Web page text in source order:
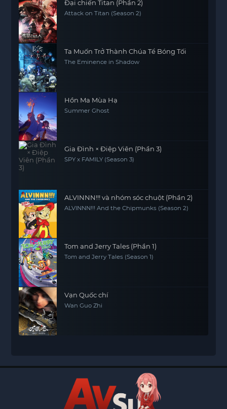
Đại chiến Titan (Phần 2)
Attack on Titan (Season 2)
Ta Muốn Trở Thành Chúa Tể Bóng Tối
The Eminence in Shadow
Hồn Ma Mùa Hạ
Summer Ghost
Gia Đình × Điệp Viên (Phần 3)
SPY x FAMILY (Season 3)
ALVINNN!!! và nhóm sóc chuột (Phần 2)
ALVINNN!!! And the Chipmunks (Season 2)
Tom and Jerry Tales (Phần 1)
Tom and Jerry Tales (Season 1)
Vạn Quốc chí
Wan Guo Zhi